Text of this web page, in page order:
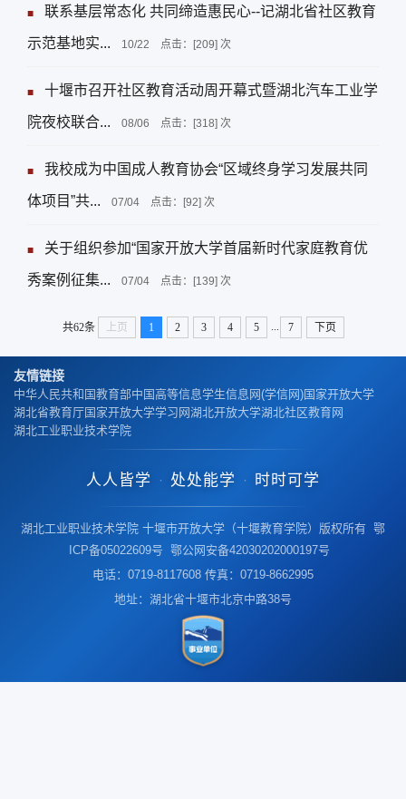
■ 联系基层常态化 共同缔造惠民心--记湖北省社区教育
示范基地实... 10/22 点击：[209] 次
■ 十堰市召开社区教育活动周开幕式暨湖北汽车工业学
院夜校联合... 08/06 点击：[318] 次
■ 我校成为中国成人教育协会“区域终身学习发展共同
体项目”共... 07/04 点击：[92] 次
■ 关于组织参加“国家开放大学首届新时代家庭教育优
秀案例征集... 07/04 点击：[139] 次
共62条 上页 1 2 3 4 5 ... 7 下页
友情链接
中华人民共和国教育部中国高等信息学生信息网(学信网)国家开放大学
湖北省教育厅国家开放大学学习网湖北开放大学湖北社区教育网
湖北工业职业技术学院
人人皆学 · 处处能学 · 时时可学
湖北工业职业技术学院 十堰市开放大学（十堰教育学院）版权所有 鄂
ICP备05022609号 鄂公网安备42030202000197号
电话：0719-8117608 传真：0719-8662995
地址：湖北省十堰市北京中路38号